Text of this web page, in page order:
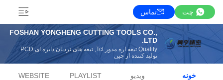
چت تماس
FOSHAN YONGHENG CUTTING TOOLS CO.,
LTD.
Quality تیغه اره مدور Tct, تیغه های نردبان دایره ای PCD
تولید کننده از چین
خونه ویدیو PLAYLIST
WEBSITE